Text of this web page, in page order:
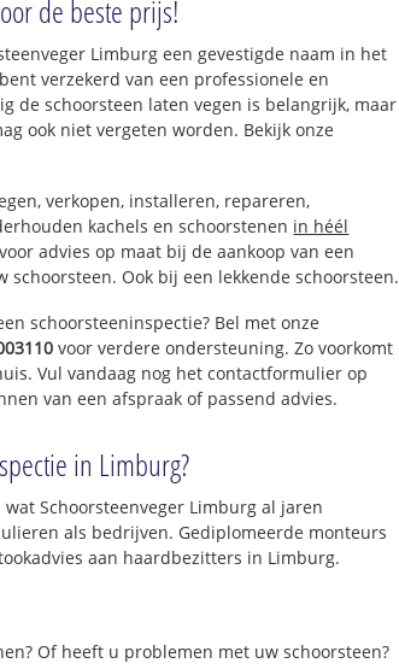
de beste prijs!
Limburg een gevestigde naam in het
verzekerd van een professionele en
de schoorsteen laten vegen is belangrijk, maar
ook niet vergeten worden. Bekijk onze
verkopen, installeren, repareren,
kachels en schoorstenen in héél
advies op maat bij de aankoop van een
schoorsteen. Ook bij een lekkende schoorsteen.
schoorsteeninspectie? Bel met onze
voor verdere ondersteuning. Zo voorkomt
Vul vandaag nog het contactformulier op
van een afspraak of passend advies.
in Limburg?
Schoorsteenveger Limburg al jaren
als bedrijven. Gediplomeerde monteurs
aan haardbezitters in Limburg.
Of heeft u problemen met uw schoorsteen?